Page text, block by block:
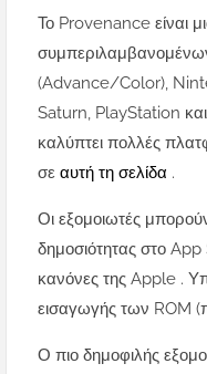
Το Provenance είναι
(Advance/Color),
Saturn, PlayStation
καλύπτει πολλές
σε αυτή τη σελίδα .
Οι εξομοιωτές
δημοσιότητας στο
κανόνες της Apple .
εισαγωγής των ROM
Ο πιο δημοφιλής